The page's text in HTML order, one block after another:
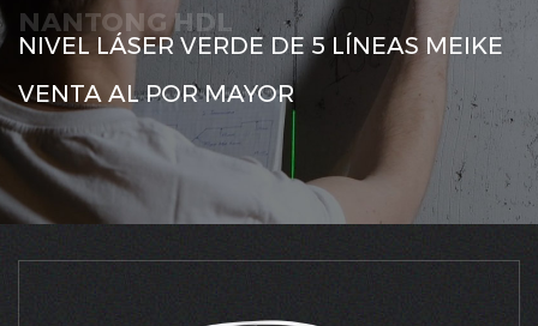
NIVEL LÁSER VERDE DE 5 LÍNEAS MEIKE
VENTA AL POR MAYOR